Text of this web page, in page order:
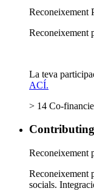
Reconeixement
Reconeixement
La teva
ACÍ.
> 14 Co-
Reconeixement
Reconeixement
socials.